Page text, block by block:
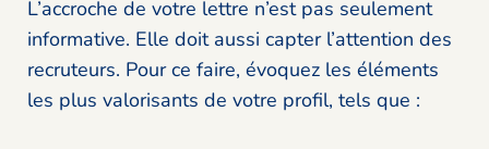
L’accroche de votre lettre n’est pas seulement
informative. Elle doit aussi capter l’attention des
recruteurs. Pour ce faire, évoquez les éléments
les plus valorisants de votre profil, tels que :